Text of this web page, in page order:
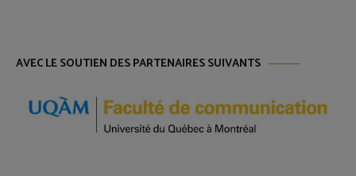
AVEC LE SOUTIEN DES PARTENAIRES SUIVANTS